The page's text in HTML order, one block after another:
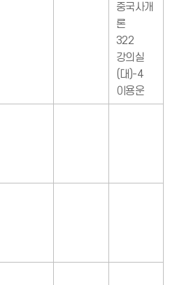
중국사개
론
322
강의실
(대)-4
이용운